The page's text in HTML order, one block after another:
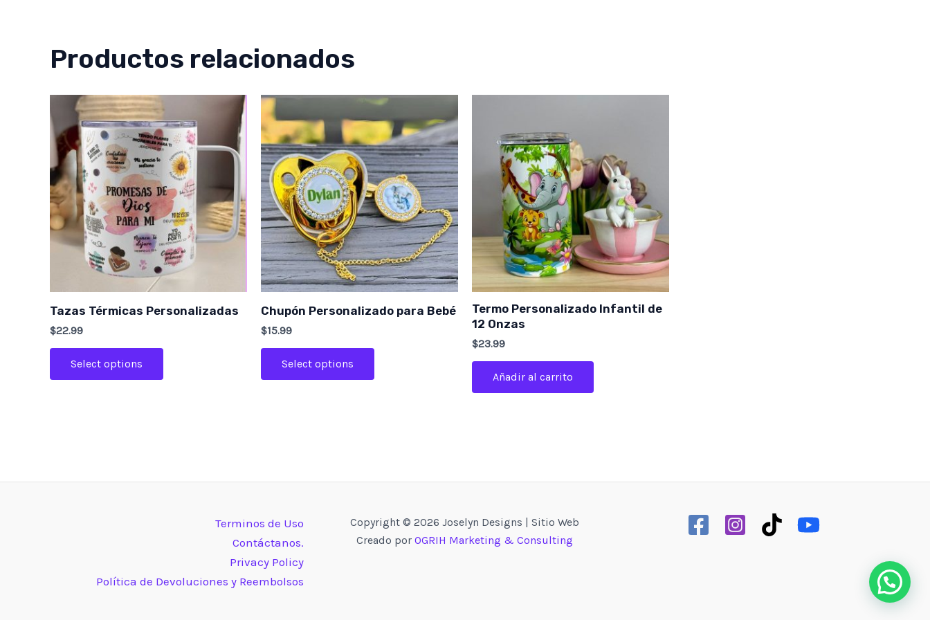
Productos relacionados
Tazas Térmicas Personalizadas
$22.99
Select options
Chupón Personalizado para Bebé
$15.99
Select options
Termo Personalizado Infantil de
12 Onzas
$23.99
Añadir al carrito
Terminos de Uso
Contáctanos.
Privacy Policy
Política de Devoluciones y Reembolsos
Copyright © 2026 Joselyn Designs | Sitio Web
Creado porOGRIH Marketing & Consulting